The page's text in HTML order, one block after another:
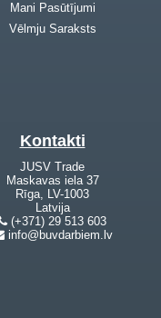
Mani Pasūtījumi
Vēlmju Saraksts
Kontakti
JUSV Trade
Maskavas iela 37
Rīga, LV-1003
Latvija
(+371) 29 513 603
info@buvdarbiem.lv